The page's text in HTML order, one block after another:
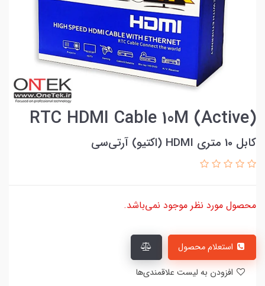
RTC HDMI Cable 10M (Active)
کابل 10 متری HDMI (اکتیو) آر‌تی‌سی
محصول مورد نظر موجود نمی‌باشد.